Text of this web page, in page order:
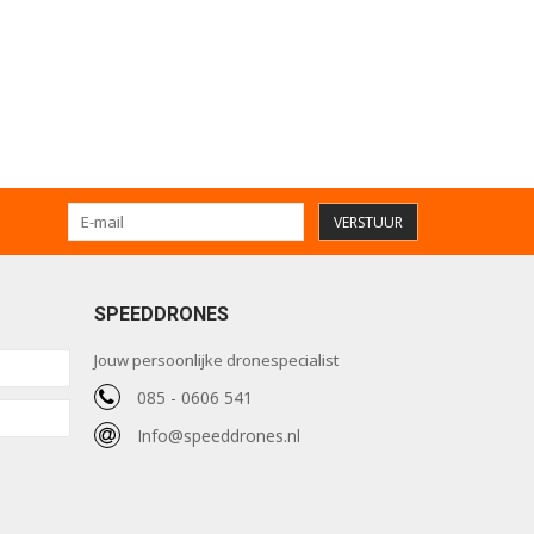
VERSTUUR
SPEEDDRONES
Jouw persoonlijke dronespecialist
085 - 0606 541
Info@speeddrones.nl